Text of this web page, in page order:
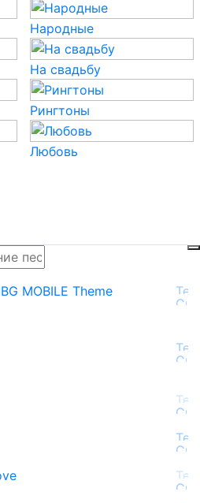
Народные
На свадьбу
Рингтоны
Любовь
MOBILE Theme